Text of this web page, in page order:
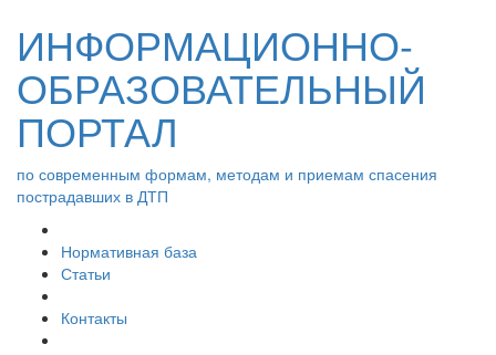
ИНФОРМАЦИОННО-
ОБРАЗОВАТЕЛЬНЫЙ
ПОРТАЛ
по современным формам, методам и приемам спасения
пострадавших в ДТП
Нормативная база
Статьи
Контакты